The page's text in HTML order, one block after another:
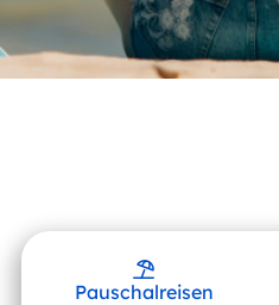
Pauschalreisen